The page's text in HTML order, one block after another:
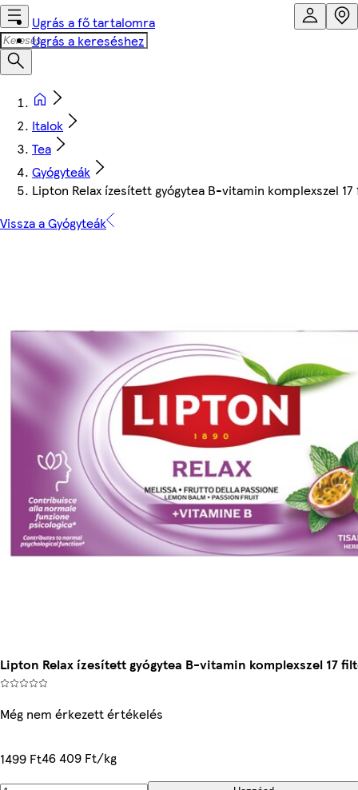
Ugrás a fő tartalomra
Ugrás a kereséshez
Italok
Tea
Gyógyteák
Lipton Relax ízesített gyógytea B-vitamin komplexszel
Vissza a Gyógyteák
Lipton Relax ízesített gyógytea B-vitamin komplexszel 17
Még nem érkezett értékelés
1499 Ft46 409 Ft/kg